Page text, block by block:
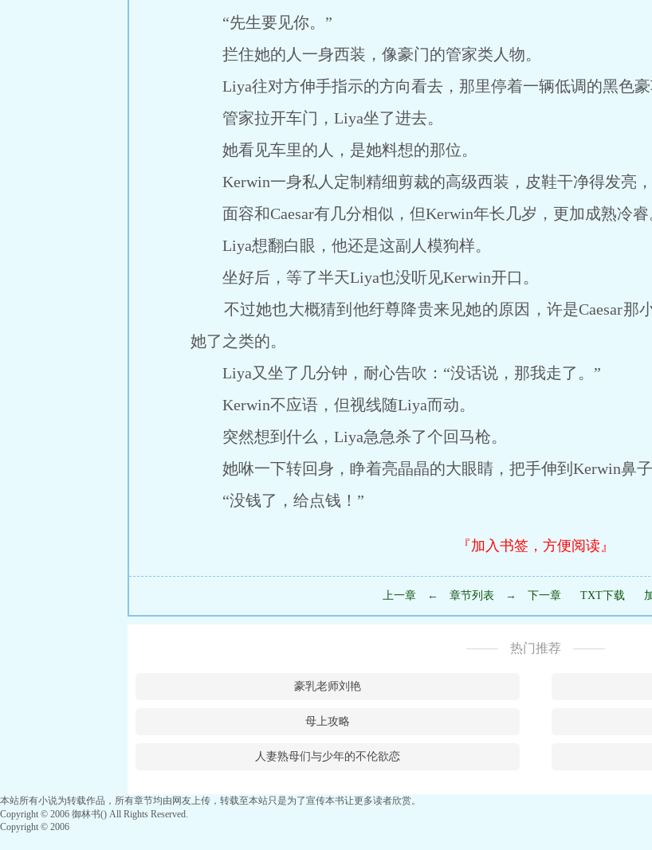
“先生要见你。”
拦住她的人一身西装，像豪门的管家类人物。
Liya往对方伸手指示的方向看去，那里停着一辆低调的黑色豪
管家拉开车门，Liya坐了进去。
她看见车里的人，是她料想的那位。
Kerwin一身私人定制精细剪裁的高级西装，皮鞋干净得发亮，
面容和Caesar有几分相似，但Kerwin年长几岁，更加成熟冷睿
Liya想翻白眼，他还是这副人模狗样。
坐好后，等了半天Liya也没听见Kerwin开口。
不过她也大概猜到他纡尊降贵来见她的原因，许是Caesar那
她了之类的。
Liya又坐了几分钟，耐心告吹：“没话说，那我走了。”
Kerwin不应语，但视线随Liya而动。
突然想到什么，Liya急急杀了个回马枪。
她咻一下转回身，睁着亮晶晶的大眼睛，把手伸到Kerwin鼻子
“没钱了，给点钱！”
『加入书签，方便阅读』
上一章 ← 章节列表 → 下一章 TXT下载
热门推荐
豪乳老师刘艳
母上攻略
人妻熟母们与少年的不伦欲恋
本站所有小说为转载作品，所有章节均由网友上传，转载至本站只是为了宣传本书让更多读者欣赏。
Copyright © 2006 御林书() All Rights Reserved.
Copyright © 2006